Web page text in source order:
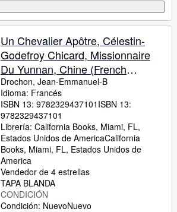
Un Chevalier Apôtre, Célestin-
Godefroy Chicard, Missionnaire
Du Yunnan, Chine (French
Edition)
Drochon, Jean-Emmanuel-B
Idioma: Francés
ISBN 13: 9782329437101 ISBN 13:
9782329437101
Librería: California Books, Miami, FL,
Estados Unidos de AmericaCalifornia
Books, Miami, FL, Estados Unidos de
America
Vendedor de 4 estrellas
TAPA BLANDA
CONDICIÓN
Condición: NuevoNuevo